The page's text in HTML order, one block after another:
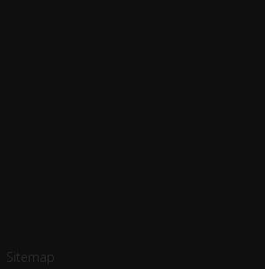
Sitemap